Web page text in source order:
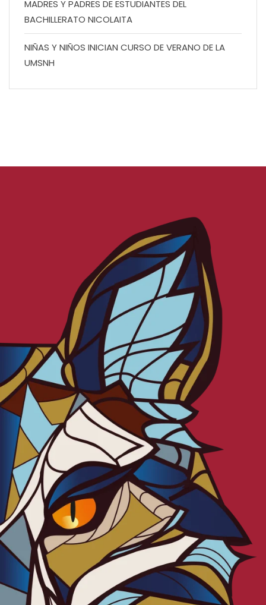
MADRES Y PADRES DE ESTUDIANTES DEL
BACHILLERATO NICOLAITA
NIÑAS Y NIÑOS INICIAN CURSO DE VERANO DE LA
UMSNH